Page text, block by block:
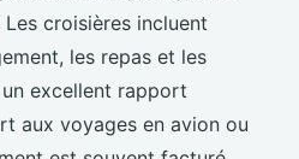
croisières incluent
les repas et les
excellent rapport
aux voyages en avion ou